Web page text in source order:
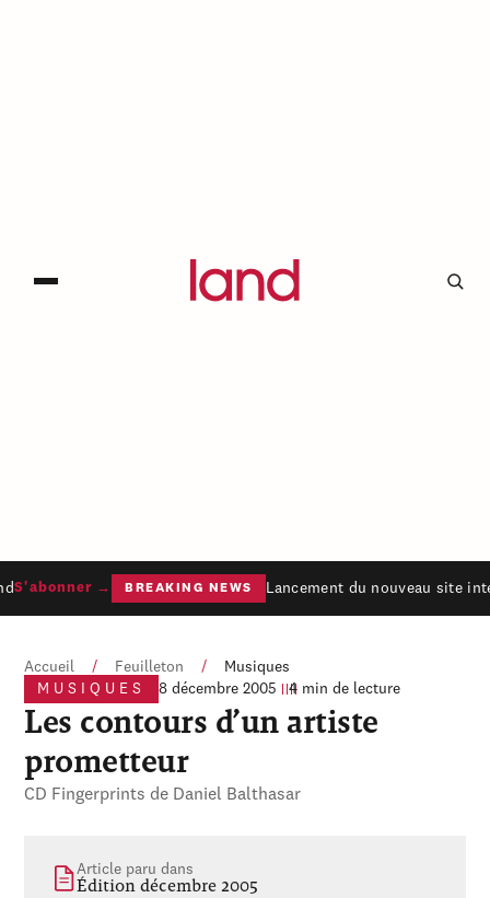
S'abonner → BREAKING NEWS Lancement du nouveau site
Accueil / Feuilleton /
Musiques
MUSIQUES
8 décembre 2005 4 min de lecture
Les contours d’un artiste
prometteur
CD Fingerprints de Daniel Balthasar
Article paru dans
Édition décembre 2005